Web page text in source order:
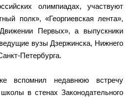
олимпиадах, участвуют
полк», «Георгиевская лента»,
Первых», а выпускники
вузы Дзержинска, Нижнего
Петербурга.
вспомнил недавнюю встречу
в стенах Законодательного